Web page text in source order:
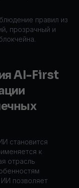
правил из
прозрачный и
AI-First
становится
к
отрасль
позволяет